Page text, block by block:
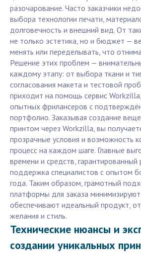
разочарование. Часто заказчики
выбора технологии печати,
долговечность и внешний вид. От
не только эстетика, но и бюджет —
менять или переделывать, что
Решение этих проблем —
каждому этапу: от выбора ткани и
согласования макета и тестовой
приходит на помощь сервис
опытных фрилансеров с
портфолио. Заказывая создание
принтом через Workzilla, вы
прозрачные условия и возможность
процесс на каждом шаге. Главные
времени и средств, гарантированный
поддержка специалистов с опытом
года. Таким образом, грамотный
платформы для заказа минимизируют
обеспечивают идеальный продукт,
желания и стиль.
Технические нюансы и
создании уникальных